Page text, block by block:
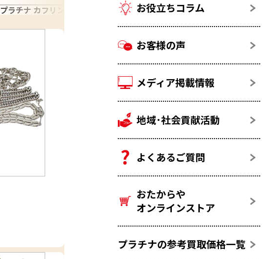
プラチナ カフリンクス (カフス)
プラチナ ネクタイピン(タイバー)
お役立ちコラム
お客様の声
メディア掲載情報
地域･社会貢献活動
よくあるご質問
おたからや
オンラインストア
プラチナの参考買取価格一覧